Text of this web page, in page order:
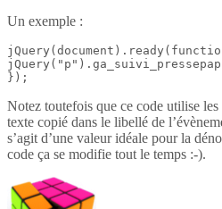
Un exemple :
});
Notez toutefois que ce code utilise les
texte copié dans le libellé de
s’agit d’une valeur idéale pour la
code ça se modifie tout le temps :-).